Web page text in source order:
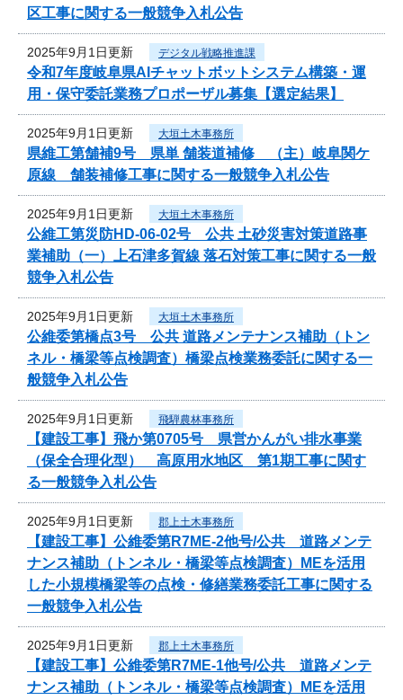
区工事に関する一般競争入札公告
2025年9月1日更新 デジタル戦略推進課
令和7年度岐阜県AIチャットボットシステム構築・運
用・保守委託業務プロポーザル募集【選定結果】
2025年9月1日更新 大垣土木事務所
県維工第舗補9号 県単 舗装道補修 （主）岐阜関ケ
原線 舗装補修工事に関する一般競争入札公告
2025年9月1日更新 大垣土木事務所
公維工第災防HD-06-02号 公共 土砂災害対策道路事
業補助（一）上石津多賀線 落石対策工事に関する一般
競争入札公告
2025年9月1日更新 大垣土木事務所
公維委第橋点3号 公共 道路メンテナンス補助（トン
ネル・橋梁等点検調査）橋梁点検業務委託に関する一
般競争入札公告
2025年9月1日更新 飛騨農林事務所
【建設工事】飛か第0705号 県営かんがい排水事業
（保全合理化型） 高原用水地区 第1期工事に関す
る一般競争入札公告
2025年9月1日更新 郡上土木事務所
【建設工事】公維委第R7ME-2他号/公共 道路メンテ
ナンス補助（トンネル・橋梁等点検調査）MEを活用
した小規模橋梁等の点検・修繕業務委託工事に関する
一般競争入札公告
2025年9月1日更新 郡上土木事務所
【建設工事】公維委第R7ME-1他号/公共 道路メンテ
ナンス補助（トンネル・橋梁等点検調査）MEを活用